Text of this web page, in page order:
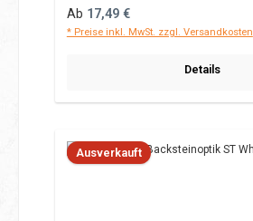
Regulärer Preis:
Ab 17,49 €
* Preise inkl. MwSt. zzgl. Versandkosten
Details
Ausverkauft